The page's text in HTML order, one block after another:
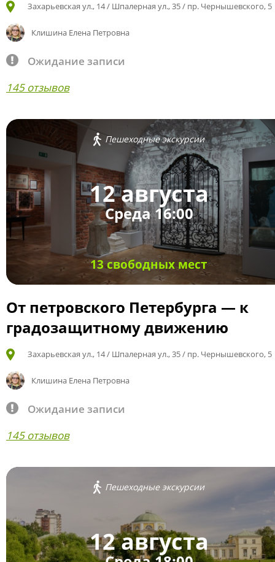
Захарьевская ул., 14 / Шпалерная ул., 35 / пр. Чернышевского, 5
Клишина Елена Петровна
Ожидание записи
145 отзывов
Пешеходные экскурсии
12 августа
Среда 16:00
13 свободных мест
От петровского Петербурга — к
градозащитному движению
Захарьевская ул., 14 / Шпалерная ул., 35 / пр. Чернышевского, 5
Клишина Елена Петровна
Ожидание записи
145 отзывов
Пешеходные экскурсии
12 августа